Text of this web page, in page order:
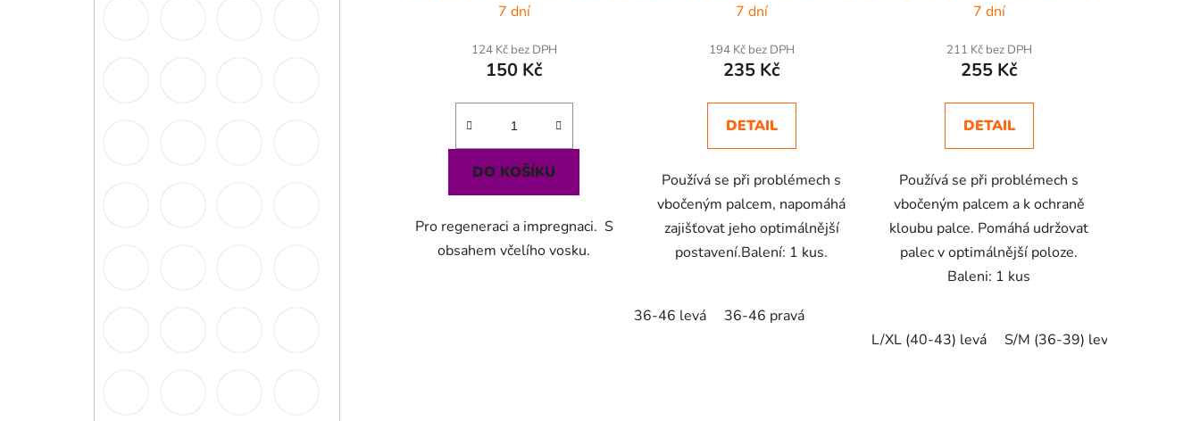
7 dní
124 Kč bez DPH
150 Kč
DO KOŠÍKU
Pro regeneraci a impregnaci. S
obsahem včelího vosku.
7 dní
194 Kč bez DPH
235 Kč
DETAIL
Používá se při problémech s
vbočeným palcem, napomáhá
zajišťovat jeho optimálnější
postavení.Balení: 1 kus.
36-46 levá 36-46 pravá
7 dní
211 Kč bez DPH
255 Kč
DETAIL
Používá se při problémech s
vbočeným palcem a k ochraně
kloubu palce. Pomáhá udržovat
palec v optimálnější poloze.
Baleni: 1 kus
L/XL (40-43) levá S/M (36-39) levá